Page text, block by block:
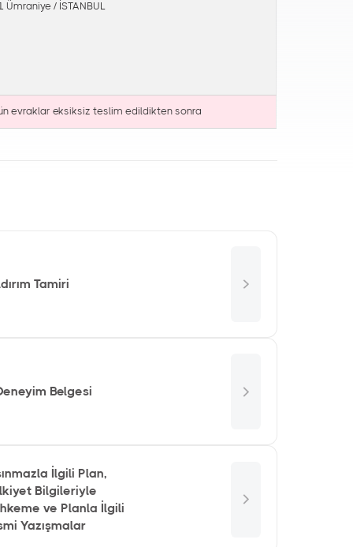
/ İSTANBUL
evraklar eksiksiz teslim edildikten sonra
Tamiri
Belgesi
İlgili Plan,
Bilgileriyle
ve Planla İlgili
Yazışmalar